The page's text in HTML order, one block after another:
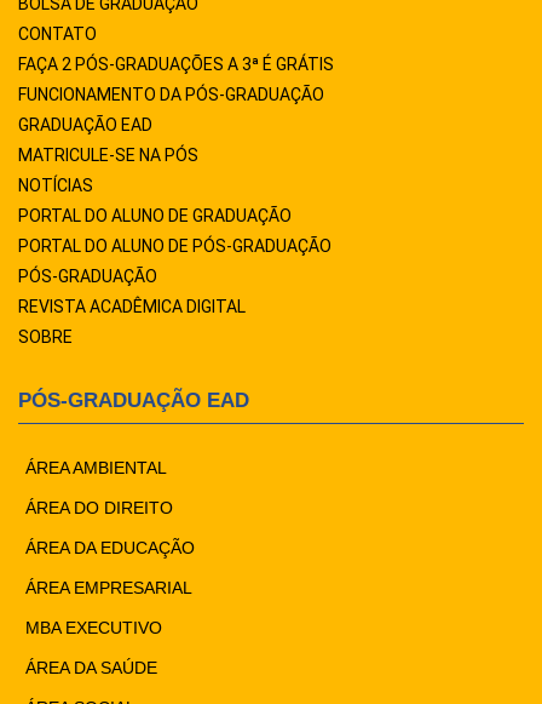
BOLSA DE GRADUAÇÃO
CONTATO
FAÇA 2 PÓS-GRADUAÇÕES A 3ª É GRÁTIS
FUNCIONAMENTO DA PÓS-GRADUAÇÃO
GRADUAÇÃO EAD
MATRICULE-SE NA PÓS
NOTÍCIAS
PORTAL DO ALUNO DE GRADUAÇÃO
PORTAL DO ALUNO DE PÓS-GRADUAÇÃO
PÓS-GRADUAÇÃO
REVISTA ACADÊMICA DIGITAL
SOBRE
PÓS-GRADUAÇÃO EAD
ÁREA AMBIENTAL
ÁREA DO DIREITO
ÁREA DA EDUCAÇÃO
ÁREA EMPRESARIAL
MBA EXECUTIVO
ÁREA DA SAÚDE